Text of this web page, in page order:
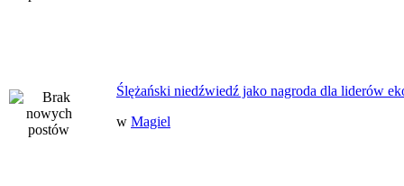
Ślężański niedźwiedź jako nagroda dla liderów
w Magiel